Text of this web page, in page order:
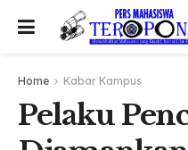
Home Kabar Kampus
Pelaku